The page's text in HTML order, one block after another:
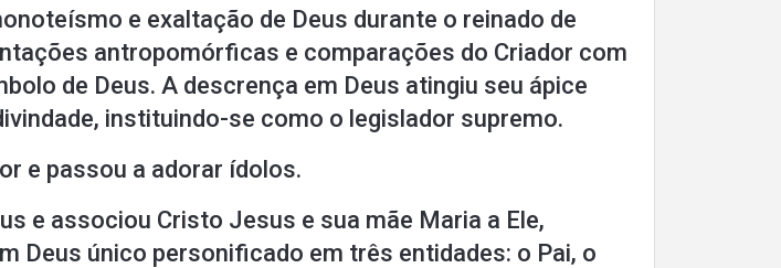
e exaltação de Deus durante o reinado de
antropomórficas e comparações do Criador com
de Deus. A descrença em Deus atingiu seu ápice
instituindo-se como o legislador supremo.
e passou a adorar ídolos.
e associou Cristo Jesus e sua mãe Maria a Ele,
Deus único personificado em três entidades: o Pai, o